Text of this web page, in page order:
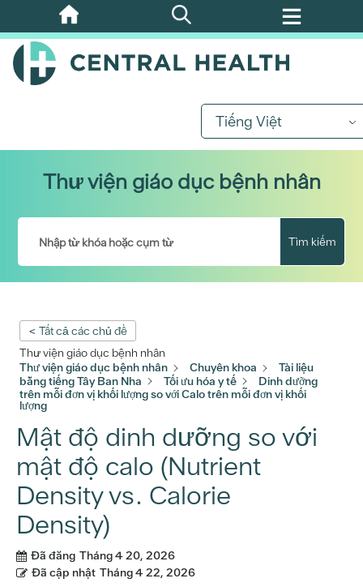
Bỏ
qua
nội
Tiếng Việt
Thư viện giáo dục bệnh nhân
Tìm kiếm
< Tất cả các chủ đề
Thư viện giáo dục bệnh nhân
Thư viện giáo dục bệnh nhân
Chuyên khoa
Tài liệu
bằng tiếng Tây Ban Nha
Tối ưu hóa y tế
Dinh dưỡng
trên mỗi đơn vị khối lượng so với Calo trên mỗi đơn vị khối
lượng
Mật độ dinh dưỡng so với
mật độ calo (Nutrient
Density vs. Calorie
Density)
Đã đăng Tháng 4 20, 2026
Đã cập nhật Tháng 4 22, 2026